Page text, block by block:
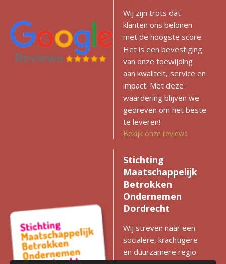
Wij zijn trots dat
klanten ons belonen
met de hoogste score.
Het is een bevestiging
van onze toewijding
aan kwaliteit, service en
impact. Met deze
waardering blijven we
gedreven om het beste
te leveren!
Bekijk onze reviews
Stichting
Maatschappelijk
Betrokken
Ondernemen
Dordrecht
Wij streven naar een
socialere, krachtigere
en duurzamere regio